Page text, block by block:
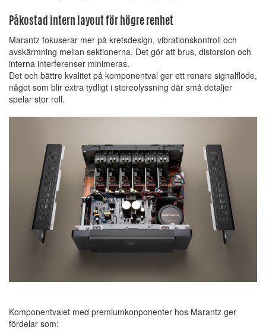
Påkostad intern layout för högre renhet
Marantz fokuserar mer på kretsdesign, vibrationskontroll och
avskärmning mellan sektionerna. Det gör att brus, distorsion och
interna interferenser minimeras.
Det och bättre kvalitet på komponentval ger ett renare signalflöde,
något som blir extra tydligt i stereolyssning där små detaljer
spelar stor roll.
Komponentvalet med premiumkonponenter hos Marantz ger
fördelar som: